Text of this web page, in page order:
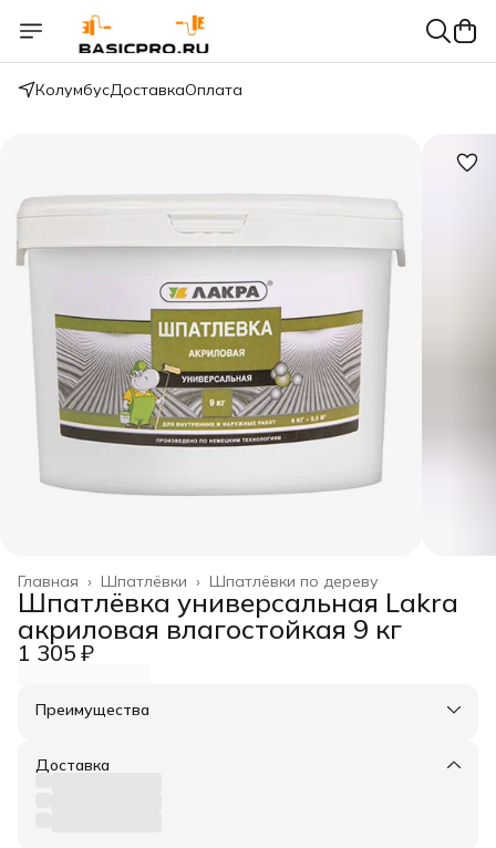
КолумбусДоставкаОплата
Шпатлёвки по дереву
Шпатлёвки ›
Главная ›
Шпатлёвка универсальная Lakra
акриловая влагостойкая 9 кг
1 305 ₽
Преимущества
Оплата частями в Сплит
Удобный возврат
Доставка